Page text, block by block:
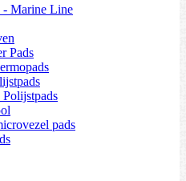
- Marine Line
Pads
pads